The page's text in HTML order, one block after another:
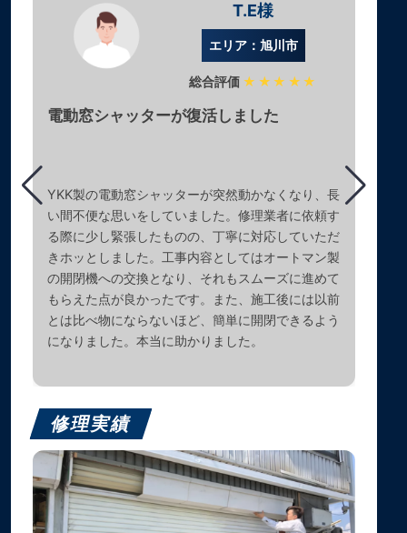
T.E様
エリア：旭川市
総合評価 ★★★★★
電動窓シャッターが復活しました
YKK製の電動窓シャッターが突然動かなくなり、長
い間不便な思いをしていました。修理業者に依頼す
る際に少し緊張したものの、丁寧に対応していただ
きホッとしました。工事内容としてはオートマン製
の開閉機への交換となり、それもスムーズに進めて
もらえた点が良かったです。また、施工後には以前
とは比べ物にならないほど、簡単に開閉できるよう
になりました。本当に助かりました。
修理実績